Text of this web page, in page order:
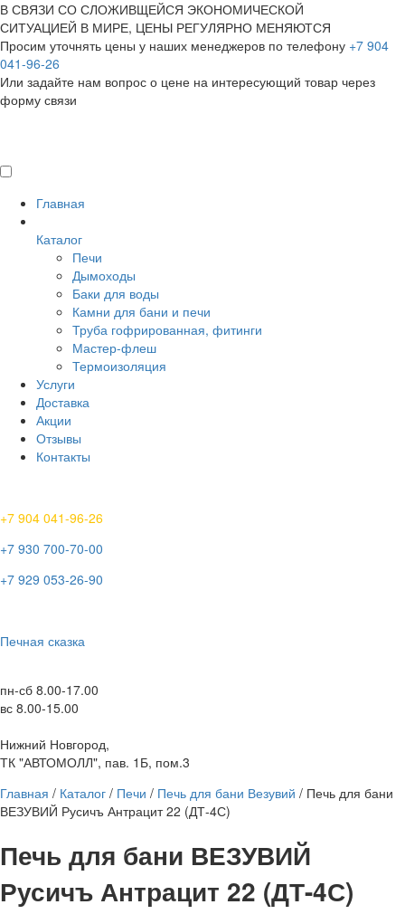
В СВЯЗИ СО СЛОЖИВЩЕЙСЯ ЭКОНОМИЧЕСКОЙ
СИТУАЦИЕЙ В МИРЕ, ЦЕНЫ РЕГУЛЯРНО МЕНЯЮТСЯ
Просим уточнять цены у наших менеджеров по телефону +7 904
041-96-26
Или задайте нам вопрос о цене на интересующий товар через
форму связи
Главная
Каталог
Печи
Дымоходы
Баки для воды
Камни для бани и печи
Труба гофрированная, фитинги
Мастер-флеш
Термоизоляция
Услуги
Доставка
Акции
Отзывы
Контакты
+7 904 041-96-26
+7 930 700-70-00
+7 929 053-26-90
Печная сказка
пн-сб 8.00-17.00
вс 8.00-15.00
Нижний Новгород,
ТК "АВТОМОЛЛ", пав. 1Б, пом.3
Главная / Каталог / Печи / Печь для бани Везувий / Печь для бани
ВЕЗУВИЙ Русичъ Антрацит 22 (ДТ-4С)
Печь для бани ВЕЗУВИЙ
Русичъ Антрацит 22 (ДТ-4С)